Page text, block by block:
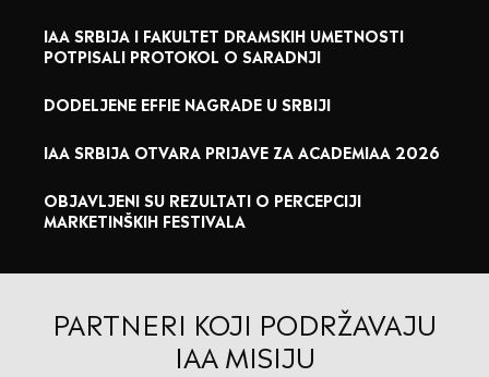
IAA SRBIJA I FAKULTET DRAMSKIH UMETNOSTI
POTPISALI PROTOKOL O SARADNJI
DODELJENE EFFIE NAGRADE U SRBIJI
IAA SRBIJA OTVARA PRIJAVE ZA ACADEMIAA 2026
OBJAVLJENI SU REZULTATI O PERCEPCIJI
MARKETINŠKIH FESTIVALA
PARTNERI KOJI PODRŽAVAJU
IAA MISIJU